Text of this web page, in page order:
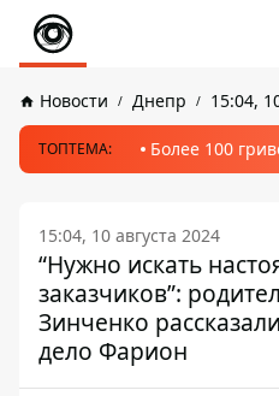
Новости Днепр 15:04,
ТОПТЕМА: Более 100
15:04, 10 августа 2024
“Нужно искать
заказчиков”:
Зинченко
дело Фарион